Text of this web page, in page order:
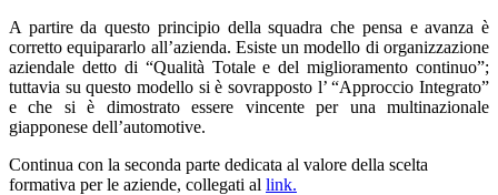
A partire da questo principio della squadra che pensa e avanza è
corretto equipararlo all’azienda. Esiste un modello di organizzazione
aziendale detto di “Qualità Totale e del miglioramento continuo”;
tuttavia su questo modello si è sovrapposto l’ “Approccio Integrato”
e che si è dimostrato essere vincente per una multinazionale
giapponese dell’automotive.
Continua con la seconda parte dedicata al valore della scelta
formativa per le aziende, collegati al link.